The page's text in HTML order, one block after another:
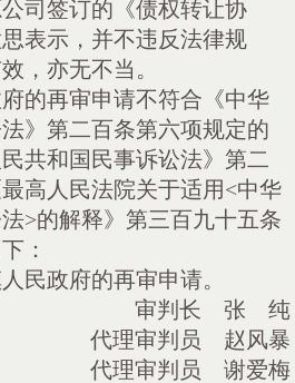
司签订的《债权转让协
表示，并不违反法律规
，亦无不当。
的再审申请不符合《中华
》第二百条第六项规定的
共和国民事诉讼法》第二
高人民法院关于适用<中华
>的解释》第三百九十五条
：
民政府的再审申请。
审判长 张 纯
代理审判员 赵风暴
代理审判员 谢爱梅